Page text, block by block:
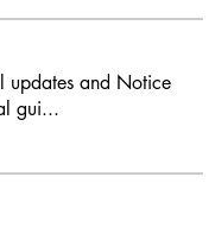
updates and Notice
gui...